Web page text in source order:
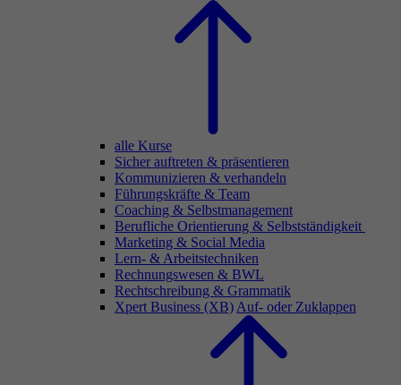
alle Kurse
Sicher auftreten & präsentieren
Kommunizieren & verhandeln
Führungskräfte & Team
Coaching & Selbstmanagement
Berufliche Orientierung & Selbstständigkeit
Marketing & Social Media
Lern- & Arbeitstechniken
Rechnungswesen & BWL
Rechtschreibung & Grammatik
Xpert Business (XB) Auf- oder Zuklappen